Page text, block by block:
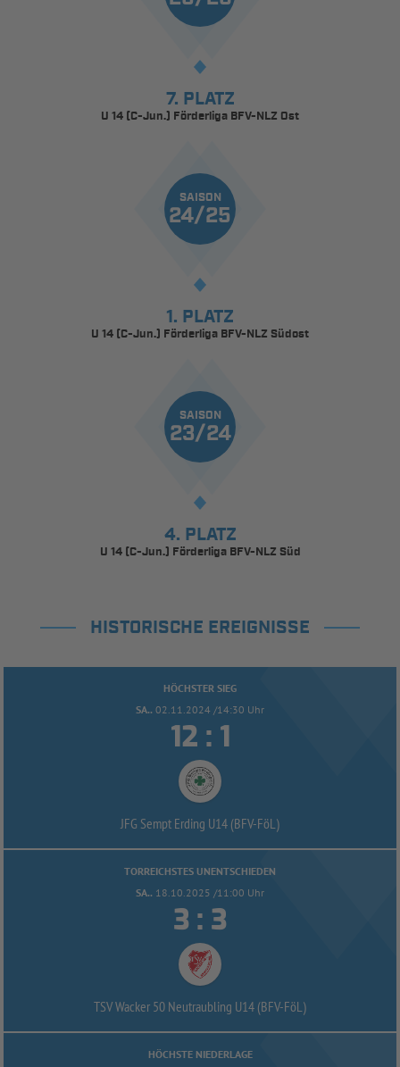
7. PLATZ
U 14 (C-Jun.) Förderliga BFV-NLZ Ost
SAISON
24/25
1. PLATZ
U 14 (C-Jun.) Förderliga BFV-NLZ Südost
SAISON
23/24
4. PLATZ
U 14 (C-Jun.) Förderliga BFV-NLZ Süd
HISTORISCHE EREIGNISSE
HÖCHSTER SIEG
SA.. 02.11.2024 /14:30 Uhr
 : 
JFG Sempt Erding U14 (BFV-FöL)
TORREICHSTES UNENTSCHIEDEN
SA.. 18.10.2025 /11:00 Uhr
 : 
TSV Wacker 50 Neutraubling U14 (BFV-FöL)
HÖCHSTE NIEDERLAGE